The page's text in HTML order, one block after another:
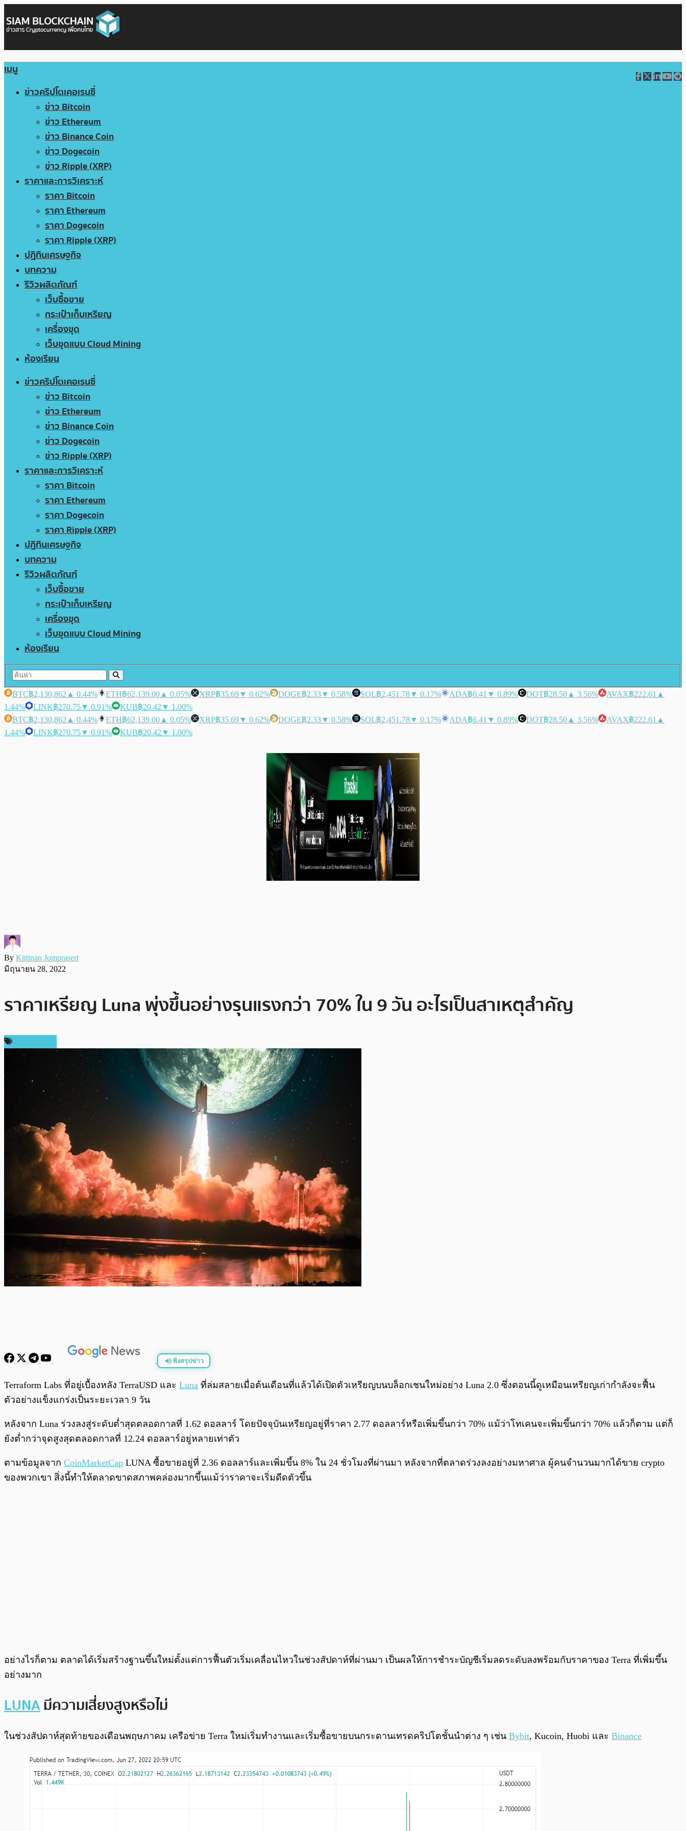
เมนู
ข่าวคริปโตเคอเรนซี่
ข่าว Bitcoin
ข่าว Ethereum
ข่าว Binance Coin
ข่าว Dogecoin
ข่าว Ripple (XRP)
ราคาและการวิเคราะห์
ราคา Bitcoin
ราคา Ethereum
ราคา Dogecoin
ราคา Ripple (XRP)
ปฏิทินเศรษฐกิจ
บทความ
รีวิวผลิตภัณฑ์
เว็บซื้อขาย
กระเป๋าเก็บเหรียญ
เครื่องขุด
เว็บขุดแบบ Cloud Mining
ห้องเรียน
ข่าวคริปโตเคอเรนซี่
ข่าว Bitcoin
ข่าว Ethereum
ข่าว Binance Coin
ข่าว Dogecoin
ข่าว Ripple (XRP)
ราคาและการวิเคราะห์
ราคา Bitcoin
ราคา Ethereum
ราคา Dogecoin
ราคา Ripple (XRP)
ปฏิทินเศรษฐกิจ
บทความ
รีวิวผลิตภัณฑ์
เว็บซื้อขาย
กระเป๋าเก็บเหรียญ
เครื่องขุด
เว็บขุดแบบ Cloud Mining
ห้องเรียน
BTC฿2,130,862 ▲ 0.44% ETH฿62,139.00 ▲ 0.05% XRP฿35.69▼ 0.62% DOGE฿2.33▼ 0.58% SOL฿2,451.78▼ 0.17% ADA฿6.41 ▼ 0.89% DOT฿28.50 ▲ 3.56% AVAX฿222.61 ▲
1.44%
LINK฿270.75▼ 0.91% KUB฿20.42 ▼ 1.00%
BTC฿2,130,862 ▲ 0.44% ETH฿62,139.00 ▲ 0.05% XRP฿35.69▼ 0.62% DOGE฿2.33▼ 0.58% SOL฿2,451.78▼ 0.17% ADA฿6.41 ▼ 0.89% DOT฿28.50 ▲ 3.56% AVAX฿222.61 ▲
1.44%
LINK฿270.75▼ 0.91% KUB฿20.42 ▼ 1.00%
By Kittinan Jomprasert
มิถุนายน 28, 2022
ราคาเหรียญ Luna พุ่งขึ้นอย่างรุนแรงกว่า 70% ใน 9 วัน อะไรเป็นสาเหตุสำคัญ
ฟังสรุปข่าว
พร้อมเล่น 0:00/ 0:00
Terraform Labs ที่อยู่เบื้องหลัง TerraUSD และ Luna ที่ล่มสลายเมื่อต้นเดือนที่แล้วได้เปิดตัวเหรียญบนบล็อกเชนใหม่อย่าง Luna 2.0 ซึ่งตอนนี้ดูเหมือนเหรียญเก่ากำลังจะฟื้น
ตัวอย่างแข็งแกร่งเป็นระยะเวลา 9 วัน
หลังจาก Luna ร่วงลงสู่ระดับต่ำสุดตลอดกาลที่ 1.62 ดอลลาร์ โดยปัจจุบันเหรียญอยู่ที่ราคา 2.77 ดอลลาร์หรือเพิ่มขึ้นกว่า 70% แม้ว่าโทเคนจะเพิ่มขึ้นกว่า 70% แล้วก็ตาม แต่ก็
ยังต่ำกว่าจุดสูงสุดตลอดกาลที่ 12.24 ดอลลาร์อยู่หลายเท่าตัว
ตามข้อมูลจาก CoinMarketCap LUNA ซื้อขายอยู่ที่ 2.36 ดอลลาร์และเพิ่มขึ้น 8% ใน 24 ชั่วโมงที่ผ่านมา หลังจากที่ตลาดร่วงลงอย่างมหาศาล ผู้คนจำนวนมากได้ขาย crypto
ของพวกเขา สิ่งนี้ทำให้ตลาดขาดสภาพคล่องมากขึ้นแม้ว่าราคาจะเริ่มดีดตัวขึ้น
อย่างไรก็ตาม ตลาดได้เริ่มสร้างฐานขึ้นใหม่ตั้งแต่การฟื้นตัวเริ่มเคลื่อนไหวในช่วงสัปดาห์ที่ผ่านมา เป็นผลให้การชำระบัญชีเริ่มลดระดับลงพร้อมกับราคาของ Terra ที่เพิ่มขึ้น
อย่างมาก
LUNAมีความเสี่ยงสูงหรือไม่
ในช่วงสัปดาห์สุดท้ายของเดือนพฤษภาคม เครือข่าย Terra ใหม่เริ่มทำงานและเริ่มซื้อขายบนกระดานเทรดคริปโตชั้นนำต่าง ๆ เช่น Bybit, Kucoin, Huobi และ Binance